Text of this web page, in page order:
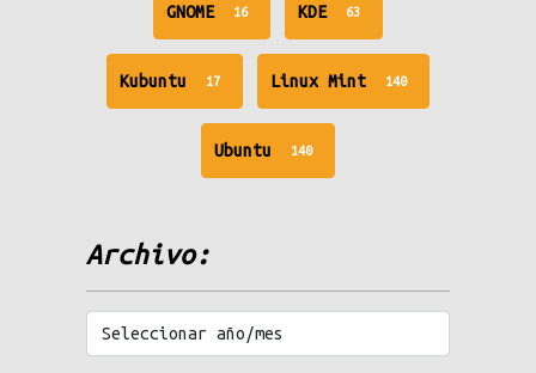
GNOME 16
unread
messages
KDE 63
messages
Kubuntu 17
unread
messages
Linux Mint 140
messages
Ubuntu 140
messages
Archivo: